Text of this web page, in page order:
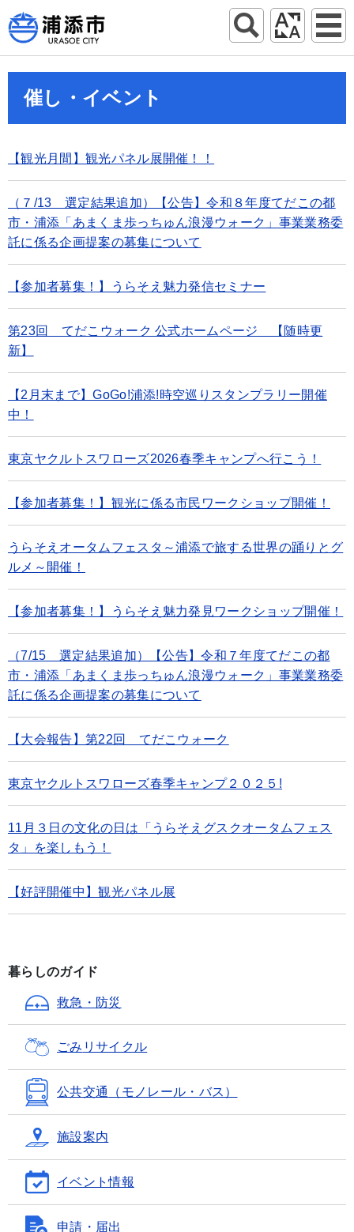
催し・イベント
【観光月間】観光パネル展開催！！
（７/13 選定結果追加）【公告】令和８年度てだこの都
市・浦添「あまくま歩っちゅん浪漫ウォーク」事業業務委
託に係る企画提案の募集について
【参加者募集！】うらそえ魅力発信セミナー
第23回 てだこウォーク 公式ホームページ 【随時更
新】
【2月末まで】GoGo!浦添!時空巡りスタンプラリー開催
中！
東京ヤクルトスワローズ2026春季キャンプへ行こう！
【参加者募集！】観光に係る市民ワークショップ開催！
うらそえオータムフェスタ～浦添で旅する世界の踊りとグ
ルメ～開催！
【参加者募集！】うらそえ魅力発見ワークショップ開催！
（7/15 選定結果追加）【公告】令和７年度てだこの都
市・浦添「あまくま歩っちゅん浪漫ウォーク」事業業務委
託に係る企画提案の募集について
【大会報告】第22回 てだこウォーク
東京ヤクルトスワローズ春季キャンプ２０２５!
11月３日の文化の日は「うらそえグスクオータムフェス
タ」を楽しもう！
【好評開催中】観光パネル展
暮らしのガイド
救急・防災
ごみ リサイクル
公共交通 （モノレール・バス）
施設案内
イベント情報
申請・届出